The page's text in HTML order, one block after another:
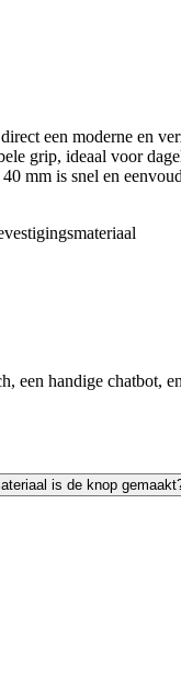
een moderne en
grip, ideaal voor
mm is snel en
handige chatbot,
is de knop